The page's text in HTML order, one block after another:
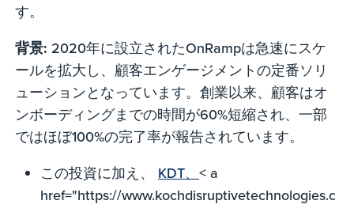
す。
背景: 2020年に設立されたOnRampは急速にスケ
ールを拡大し、顧客エンゲージメントの定番ソリ
ューションとなっています。創業以来、顧客はオ
ンボーディングまでの時間が60%短縮され、一部
ではほぼ100%の完了率が報告されています。
この投資に加え、 KDT、< a
href="https://www.kochdisruptivetechnologies.c